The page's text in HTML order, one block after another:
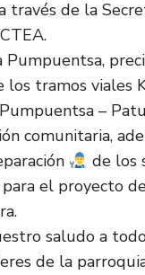
través de la
Pumpuentsa,
los tramos viales
–
comunitaria,
de los
el proyecto
saludo a
de la